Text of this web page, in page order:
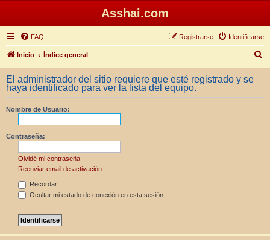
Asshai.com
FAQ Identificarse
Registrarse
Inicio Índice general
u
c
El administrador del sitio requiere que esté registrado y se
haya identificado para ver la lista del equipo.
Nombre de Usuario:
Contraseña:
Olvidé mi contraseña
Reenviar email de activación
Recordar
Ocultar mi estado de conexión en esta sesión